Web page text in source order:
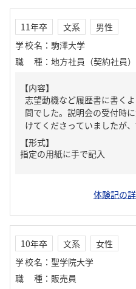
11年卒 文系
男性
学校名 ： 駒澤大学
職種 ： 地方社員（契約社員）
【内容】
志望動機など履歴書に書く
問でした。説明会の受付時
けてくださっていましたが
【形式】
指定の用紙に手で記入
体験記の
10年卒 文系
女性
学校名 ： 聖学院大学
職種 ： 販売員